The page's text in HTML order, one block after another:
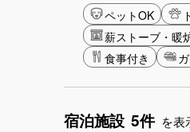
ペットOK
薪ストーブ・暖
食事付き
宿泊施設 5件 を表